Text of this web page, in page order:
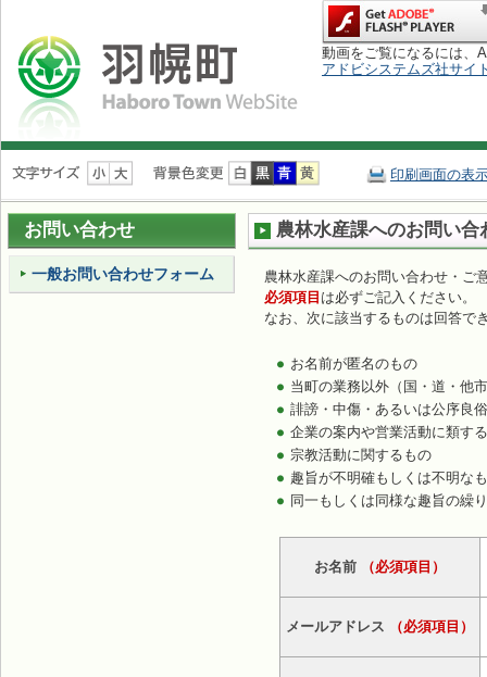
動画をご覧になるには、
アドビシステムズ社サイ
ナ
ビ
ー
シ
ン
を
印刷画面の表
農林水産課へのお問い合
農林水産課へのお問い合わせ・ご
必須項目 は必ずご記入ください。
なお、次に該当するものは回答で
お名前が匿名のもの
当町の業務以外（国・道・他
誹謗・中傷・あるいは公序良
企業の案内や営業活動に類す
宗教活動に関するもの
趣旨が不明確もしくは不明な
同一もしくは同様な趣旨の繰
お名前 （必須項目）
メールアドレス （必須項目）
お問い合わせ
一般お問い合わせフォーム